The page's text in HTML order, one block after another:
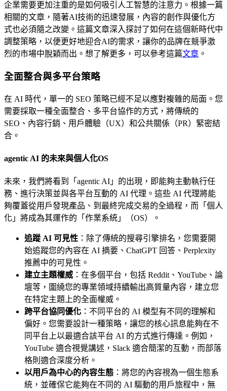
企業需要更加注重的是如何吸引人工智慧的注意力。根據一篇
相關的文章，隨著AI技術的迅速發展，內容的創作與優化方
式也必須隨之改變。這篇文章深入探討了如何在這個新時代中
調整策略，以便更好地迎合AI的需求，讓你的品牌在競爭激
烈的市場中脫穎而出。想了解更多，可以參考這篇文章 。
全面整合與多平台策略
在 AI 時代，單一的 SEO 策略已經不足以應對複雜的局面。您
需要採取一種全面整合、多平台協作的方式，將傳統的
SEO、內容行銷、用戶體驗（UX）和公共關係（PR）緊密結
合。
agentic AI 的未來與個人化OS
未來，我們將看到「agentic AI」的出現，即能夠主動執行任
務、進行決策並與各平台互動的 AI 代理。這些 AI 代理將能
夠覆蓋從用戶發現產品、到最終完成交易的全過程，而「個人
化」將成為其運作的「作業系統」（OS）。
追蹤 AI 可見性 ：除了傳統的搜尋引擎排名，您需要開
始追蹤您的內容在 AI 摘要、ChatGPT 回答、Perplexity
推薦中的可見性。
建立主題權威 ：在多個平台，包括 Reddit、YouTube、論
壇等，圍繞您的專業領域持續輸出高質量內容，建立您
在特定主題上的全面權威。
跨平台協同優化 ：不同平台的 AI 模型有不同的理解和
偏好。您需要設計一種策略，讓您的核心訊息能夠在不
同平台上以最適合該平台 AI 的方式進行傳達。例如，
YouTube 適合視覺講述，Slack 適合簡潔的互動，而部落
格則適合深度分析。
以用戶為中心的內容生態 ：將您的內容視為一個生態系
統，並確保它能夠在不同的 AI 驅動的用戶旅程中，無